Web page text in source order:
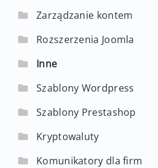
Zarządzanie kontem
Rozszerzenia Joomla
Inne
Szablony Wordpress
Szablony Prestashop
Kryptowaluty
Komunikatory dla firm